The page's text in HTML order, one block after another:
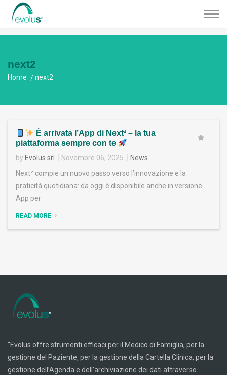
next2
Home next2
È arrivata l’App di Next² – la tua
piattaforma sempre con te
by Evolus srl Novembre 06, 2025
News
Next² compie un nuovo passo verso l’innovazione e la
praticità quotidiana: da oggi è disponibile anche in versione
App per
READ MORE
"Evolus offre strumenti efficaci per il Medico di Famiglia, per la
gestione del Paziente, per la gestione della Cartella Clinica, per la
gestione dell’Agenda e dell’archiviazione dei dati attraverso